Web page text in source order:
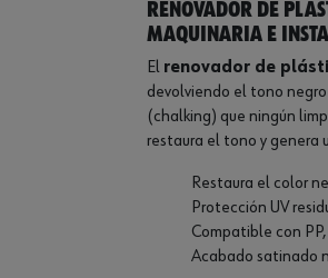
Renovador de
maquinaria e
El renovador de
devolviendo el tono
(chalking) que ningún
restaura el tono y genera
Restaura el color
Protección UV
Compatible con
Acabado satinado